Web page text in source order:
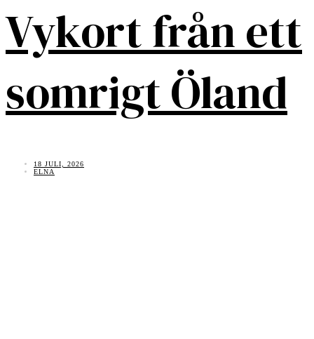
Vykort från ett
somrigt Öland
18 JULI, 2026
ELNA